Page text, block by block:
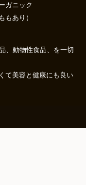
ガニック
もあり）
、動物性食品、を一切
て美容と健康にも良い